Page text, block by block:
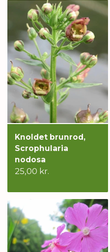
Knoldet brunrod,
Scrophularia
nodosa
25,00 kr.